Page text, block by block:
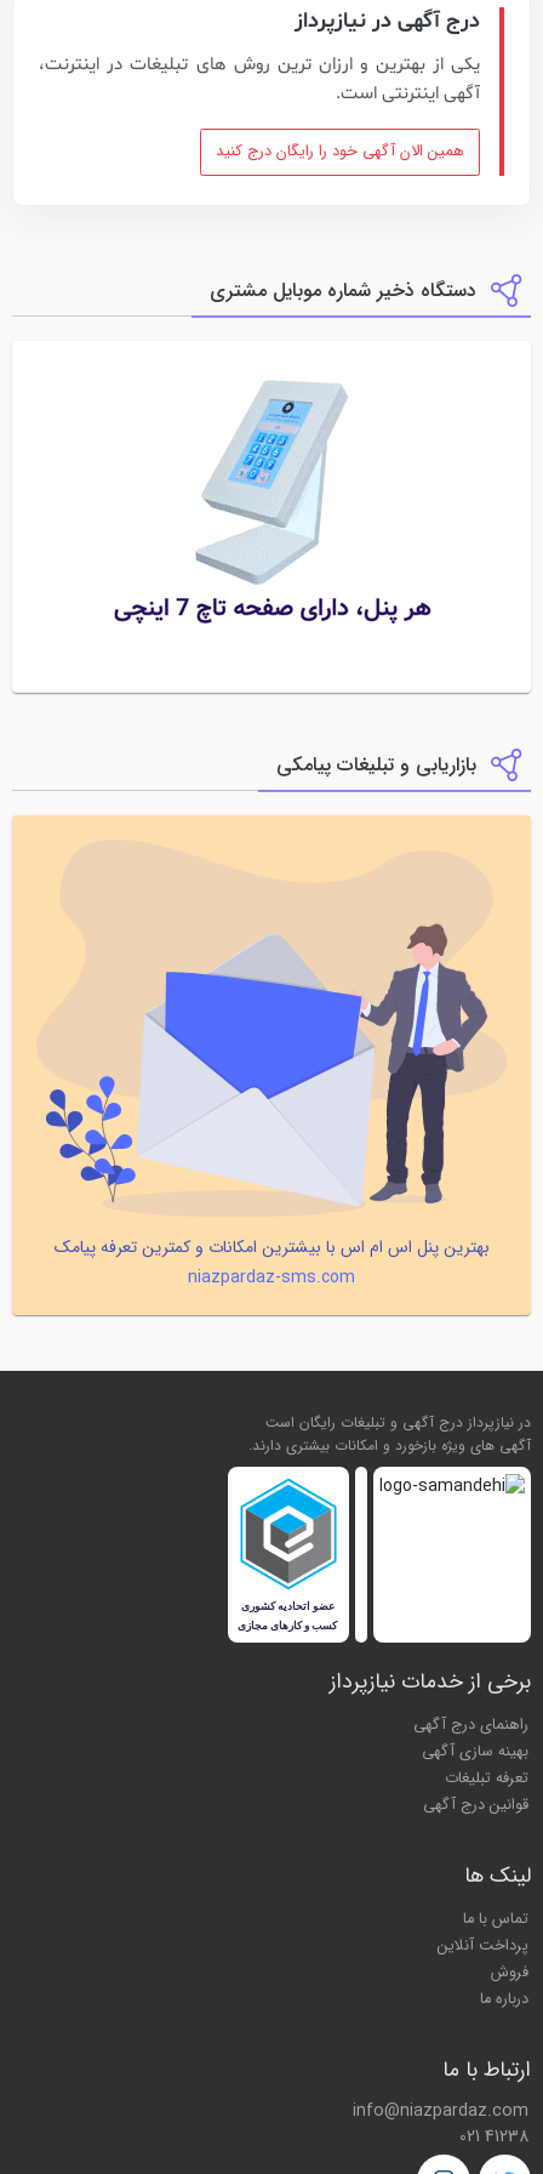
درج آگهی در نیازپرداز
یکی از بهترین و ارزان ترین روش های تبلیغات در اینترنت،
آگهی اینترنتی است.
همین الان آگهی خود را رایگان درج کنید
دستگاه ذخیر شماره موبایل مشتری
بازاریابی و تبلیغات پیامکی
بهترین پنل اس ام اس با بیشترین امکانات و کمترین تعرفه پیامک
niazpardaz-sms.com
در نیازپرداز درج آگهی و تبلیغات رایگان است
آگهی های ویژه بازخورد و امکانات بیشتری دارند.
برخی از خدمات نیازپرداز
راهنمای درج آگهی
بهینه سازی آگهی
تعرفه تبلیغات
قوانین درج آگهی
لینک ها
تماس با ما
پرداخت آنلاین
فروش
درباره ما
ارتباط با ما
info@niazpardaz.com
021 41238